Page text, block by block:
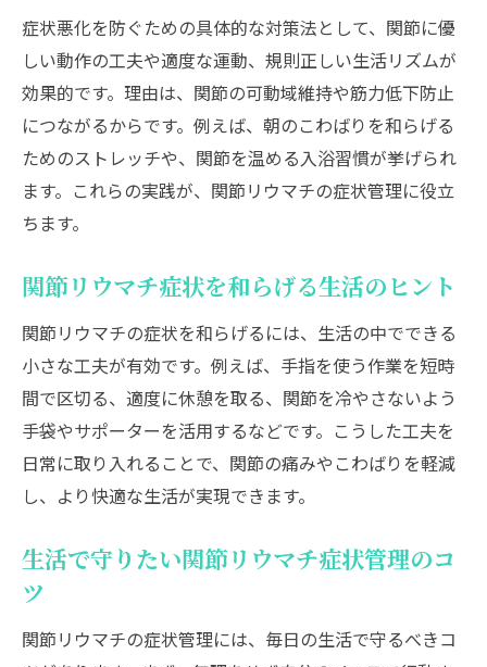
症状悪化を防ぐための具体的な対策法として、関節に優
しい動作の工夫や適度な運動、規則正しい生活リズムが
効果的です。理由は、関節の可動域維持や筋力低下防止
につながるからです。例えば、朝のこわばりを和らげる
ためのストレッチや、関節を温める入浴習慣が挙げられ
ます。これらの実践が、関節リウマチの症状管理に役立
ちます。
関節リウマチ症状を和らげる生活のヒント
関節リウマチの症状を和らげるには、生活の中でできる
小さな工夫が有効です。例えば、手指を使う作業を短時
間で区切る、適度に休憩を取る、関節を冷やさないよう
手袋やサポーターを活用するなどです。こうした工夫を
日常に取り入れることで、関節の痛みやこわばりを軽減
し、より快適な生活が実現できます。
生活で守りたい関節リウマチ症状管理のコ
ツ
関節リウマチの症状管理には、毎日の生活で守るべきコ